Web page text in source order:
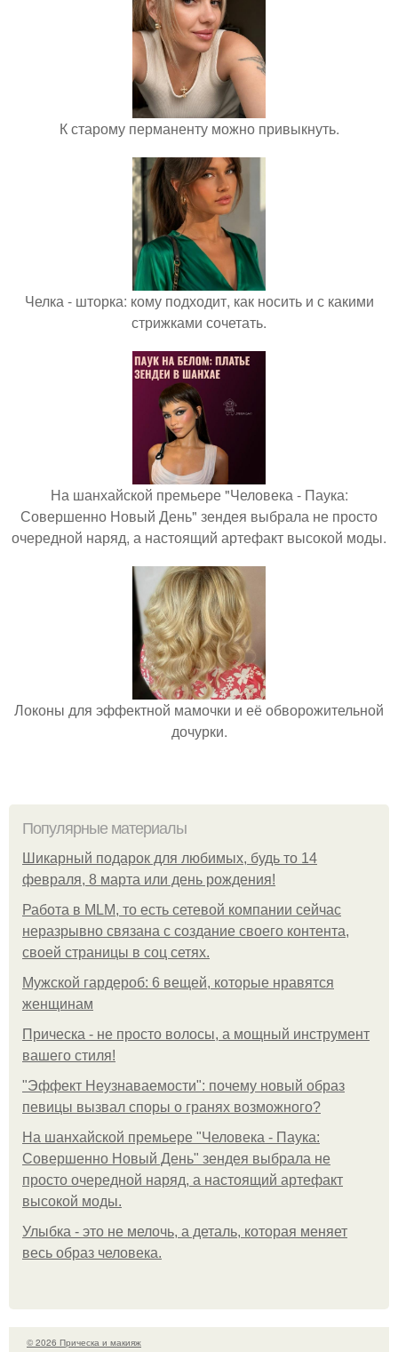
К старому перманенту можно привыкнуть.
Челка - шторка: кому подходит, как носить и с какими
стрижками сочетать.
На шанхайской премьере "Человека - Паука:
Совершенно Новый День" зендея выбрала не просто
очередной наряд, а настоящий артефакт высокой моды.
Локоны для эффектной мамочки и её обворожительной
дочурки.
Популярные материалы
Шикарный подарок для любимых, будь то 14
февраля, 8 марта или день рождения!
Работа в MLM, то есть сетевой компании сейчас
неразрывно связана с создание своего контента,
своей страницы в соц сетях.
Мужской гардероб: 6 вещей, которые нравятся
женщинам
Прическа - не просто волосы, а мощный инструмент
вашего стиля!
"Эффект Неузнаваемости": почему новый образ
певицы вызвал споры о гранях возможного?
На шанхайской премьере "Человека - Паука:
Совершенно Новый День" зендея выбрала не
просто очередной наряд, а настоящий артефакт
высокой моды.
Улыбка - это не мелочь, а деталь, которая меняет
весь образ человека.
© 2026 Прическа и макияж